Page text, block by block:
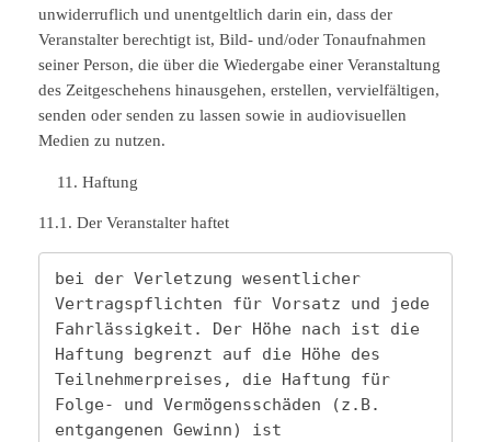
unwiderruflich und unentgeltlich darin ein, dass der
Veranstalter berechtigt ist, Bild- und/oder Tonaufnahmen
seiner Person, die über die Wiedergabe einer Veranstaltung
des Zeitgeschehens hinausgehen, erstellen, vervielfältigen,
senden oder senden zu lassen sowie in audiovisuellen
Medien zu nutzen.
Haftung
11.1. Der Veranstalter haftet
bei der Verletzung wesentlicher
Vertragspflichten für Vorsatz und jede
Fahrlässigkeit. Der Höhe nach ist die
Haftung begrenzt auf die Höhe des
Teilnehmerpreises, die Haftung für
Folge- und Vermögensschäden (z.B.
entgangenen Gewinn) ist